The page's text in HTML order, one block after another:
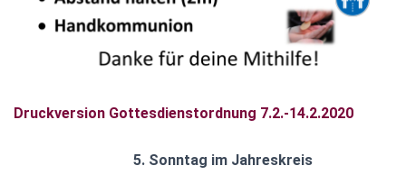
Druckversion Gottesdienstordnung 7.2.-14.2.2020
5. Sonntag im Jahreskreis